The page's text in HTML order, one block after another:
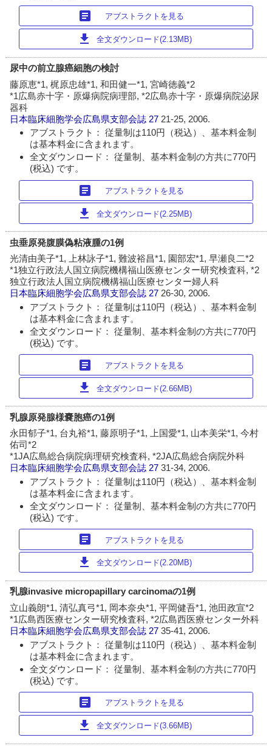
article アブストラクトを見る
download 全文ダウンロード(2.13MB)
尿中の前立腺癌細胞の検討
藤原恵*1, 梶原忠雄*1, 和田健一*1, 宮崎徳義*2
*1広島赤十字・原爆病院病理部, *2広島赤十字・原爆病院泌尿
器科
日本臨床細胞学会広島県支部会誌 27 21-25, 2006.
アブストラクト： 従量制は110円（税込）、基本料金制
は基本料金に含まれます。
全文ダウンロード： 従量制、基本料金制の方共に770円
(税込) です。
article アブストラクトを見る
download 全文ダウンロード(2.25MB)
虫垂原発腹膜偽粘液腫の1例
光清由美子*1, 上林詠子*1, 難波裕昌*1, 園部宏*1, 早瀬良二*2
*1独立行政法人国立病院機構福山医療センター研究検査科, *2
独立行政法人国立病院機構福山医療センター婦人科
日本臨床細胞学会広島県支部会誌 2726-30, 2006.
アブストラクト： 従量制は110円（税込）、基本料金制
は基本料金に含まれます。
全文ダウンロード： 従量制、基本料金制の方共に770円
(税込) です。
article アブストラクトを見る
download 全文ダウンロード(2.66MB)
乳腺原発腺様嚢胞癌の1例
永田郁子*1, 台丸裕*1, 藤原明子*1, 上国愛*1, 山本美栄*1, 今村
佑司*2
*1JA広島総合病院病理研究検査科, *2JA広島総合病院外科
日本臨床細胞学会広島県支部会誌 2731-34, 2006.
アブストラクト： 従量制は110円（税込）、基本料金制
は基本料金に含まれます。
全文ダウンロード： 従量制、基本料金制の方共に770円
(税込) です。
article アブストラクトを見る
download 全文ダウンロード(2.20MB)
乳腺invasive micropapillary carcinomaの1例
立山義朗*1, 清弘真弓*1, 岡本奈央*1, 平岡健吾*1, 池田政宣*2
*1広島西医療センター研究検査科, *2広島西医療センター外科
日本臨床細胞学会広島県支部会誌 2735-41, 2006.
アブストラクト： 従量制は110円（税込）、基本料金制
は基本料金に含まれます。
全文ダウンロード： 従量制、基本料金制の方共に770円
(税込) です。
article アブストラクトを見る
download 全文ダウンロード(3.66MB)